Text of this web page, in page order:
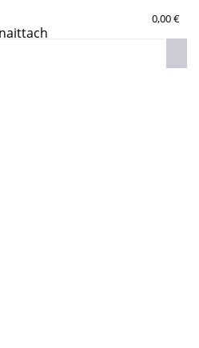
0,00 €